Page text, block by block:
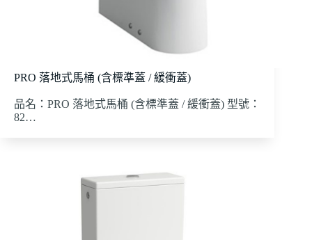
PRO 落地式馬桶 (含標準蓋 / 緩衝蓋)
品名：PRO 落地式馬桶 (含標準蓋 / 緩衝蓋) 型號：
82…